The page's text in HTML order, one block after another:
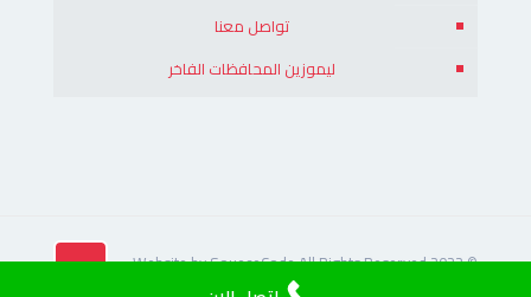
تواصل معنا
ليموزين المحافظات الفاخر
© 2022 Website by SoueceCode All Rights Reserved